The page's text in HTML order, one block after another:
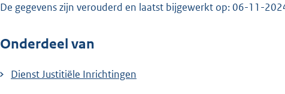
De gegevens zijn verouderd en laatst bijgewerkt op: 06-11-
Onderdeel van
Dienst Justitiële Inrichtingen